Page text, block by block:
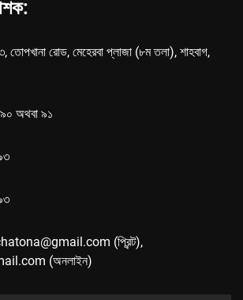
তোপখানা রোড, মেহেরবা প্লাজা (৮ম তলা), শাহবাগ,
অথবা ৯১
(প্রিন্ট),
(অনলাইন)